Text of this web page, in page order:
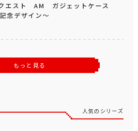
エスト AM ガジェットケース
念デザイン～
もっと見る
人気のシリーズ